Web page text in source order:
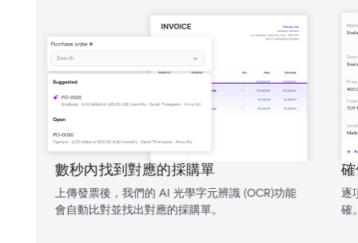
數秒內找到對應的採購單
上傳發票後，我們的 AI 光學字元辨識 (OCR)功能
會自動比對並找出對應的採購單。
逐
確